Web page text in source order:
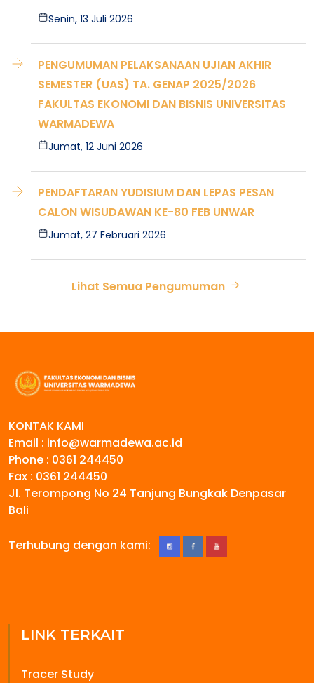
Senin, 13 Juli 2026
PENGUMUMAN PELAKSANAAN UJIAN AKHIR
SEMESTER (UAS) TA. GENAP 2025/2026
FAKULTAS EKONOMI DAN BISNIS UNIVERSITAS
WARMADEWA
Jumat, 12 Juni 2026
PENDAFTARAN YUDISIUM DAN LEPAS PESAN
CALON WISUDAWAN KE-80 FEB UNWAR
Jumat, 27 Februari 2026
Lihat Semua Pengumuman
KONTAK KAMI
Email : info@warmadewa.ac.id
Phone : 0361 244450
Fax : 0361 244450
Jl. Terompong No 24 Tanjung Bungkak Denpasar
Bali
Terhubung dengan kami:
LINK TERKAIT
Tracer Study